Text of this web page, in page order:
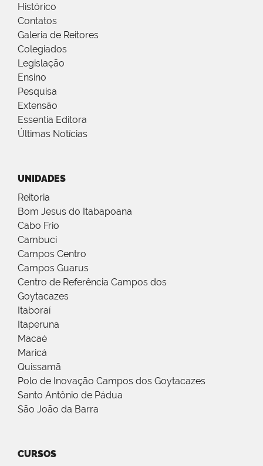
Histórico
Contatos
Galeria de Reitores
Colegiados
Legislação
Ensino
Pesquisa
Extensão
Essentia Editora
Últimas Notícias
UNIDADES
Reitoria
Bom Jesus do Itabapoana
Cabo Frio
Cambuci
Campos Centro
Campos Guarus
Centro de Referência Campos dos
Goytacazes
Itaboraí
Itaperuna
Macaé
Maricá
Quissamã
Polo de Inovação Campos dos Goytacazes
Santo Antônio de Pádua
São João da Barra
CURSOS